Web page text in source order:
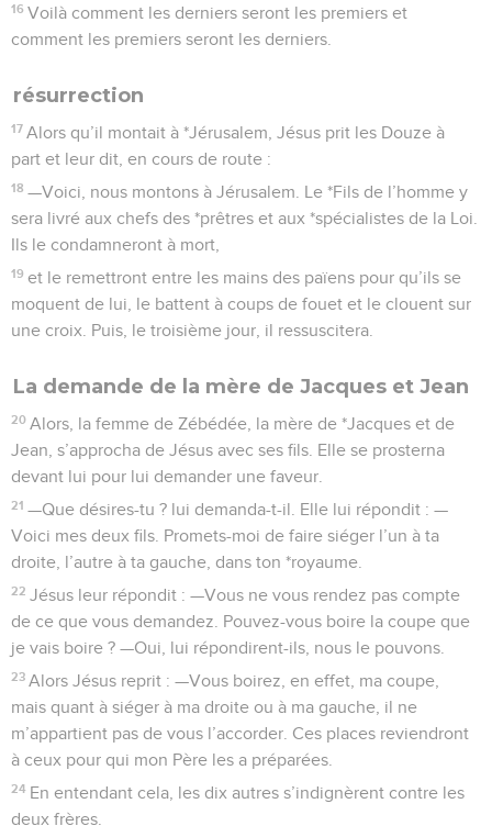
16 Voilà comment les derniers seront les premiers et
comment les premiers seront les derniers.
résurrection
17 Alors qu’il montait à *Jérusalem, Jésus prit les Douze à
part et leur dit, en cours de route :
18 —Voici, nous montons à Jérusalem. Le *Fils de l’homme y
sera livré aux chefs des *prêtres et aux *spécialistes de la Loi.
Ils le condamneront à mort,
19 et le remettront entre les mains des païens pour qu’ils se
moquent de lui, le battent à coups de fouet et le clouent sur
une croix. Puis, le troisième jour, il ressuscitera.
La demande de la mère de Jacques et Jean
20 Alors, la femme de Zébédée, la mère de *Jacques et de
Jean, s’approcha de Jésus avec ses fils. Elle se prosterna
devant lui pour lui demander une faveur.
21 —Que désires-tu ? lui demanda-t-il. Elle lui répondit : —
Voici mes deux fils. Promets-moi de faire siéger l’un à ta
droite, l’autre à ta gauche, dans ton *royaume.
22 Jésus leur répondit : —Vous ne vous rendez pas compte
de ce que vous demandez. Pouvez-vous boire la coupe que
je vais boire ? —Oui, lui répondirent-ils, nous le pouvons.
23 Alors Jésus reprit : —Vous boirez, en effet, ma coupe,
mais quant à siéger à ma droite ou à ma gauche, il ne
m’appartient pas de vous l’accorder. Ces places reviendront
à ceux pour qui mon Père les a préparées.
24 En entendant cela, les dix autres s’indignèrent contre les
deux frères.